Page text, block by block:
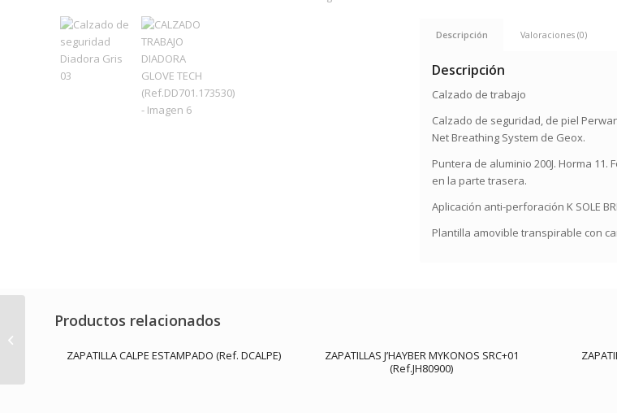
Descripción Valoraciones (0)
Descripción
Calzado de trabajo
Calzado de seguridad, de piel
Net Breathing System de Geox.
Puntera de aluminio 200J. Horma
en la parte trasera.
Aplicación anti-perforación K SOLE
Plantilla amovible transpirable con
Productos relacionados
ZAPATILLA CALPE ESTAMPADO (Ref. DCALPE)
ZAPATILLAS J’HAYBER MYKONOS SRC+01
(Ref.JH80900)
CAMISETA TÉCNICA
(Ref.IS8820B)